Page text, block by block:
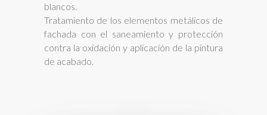
blancos.
Tratamiento de los elementos metálicos de
fachada con el saneamiento y protección
contra la oxidación y aplicación de la pintura
de acabado.